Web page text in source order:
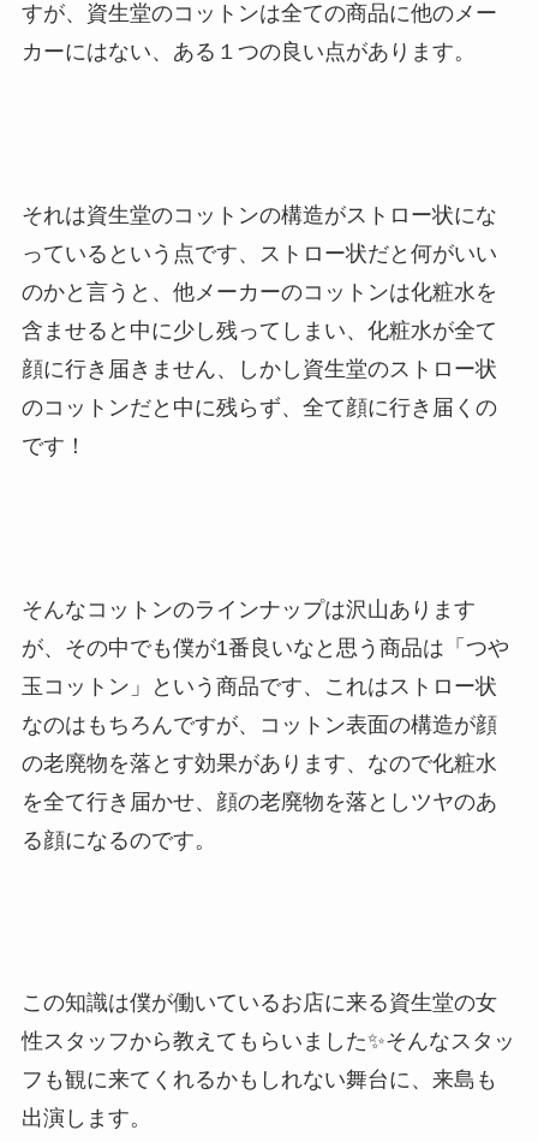
すが、資生堂のコットンは全ての商品に他のメー
カーにはない、ある１つの良い点があります。
それは資生堂のコットンの構造がストロー状にな
っているという点です、ストロー状だと何がいい
のかと言うと、他メーカーのコットンは化粧水を
含ませると中に少し残ってしまい、化粧水が全て
顔に行き届きません、しかし資生堂のストロー状
のコットンだと中に残らず、全て顔に行き届くの
です！
そんなコットンのラインナップは沢山あります
が、その中でも僕が1番良いなと思う商品は「つや
玉コットン」という商品です、これはストロー状
なのはもちろんですが、コットン表面の構造が顔
の老廃物を落とす効果があります、なので化粧水
を全て行き届かせ、顔の老廃物を落としツヤのあ
る顔になるのです。
この知識は僕が働いているお店に来る資生堂の女
性スタッフから教えてもらいました✨そんなスタッ
フも観に来てくれるかもしれない舞台に、来島も
出演します。